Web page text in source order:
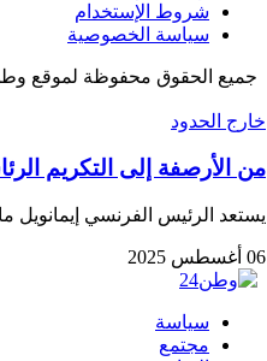
شروط الإستخدام
سياسة الخصوصية
جميع الحقوق محفوظة لموقع وطن24 ©
خارج الحدود
من الأرصفة إلى التكريم
يستعد الرئيس الفرنسي
06 أغسطس 2025
سياسة
مجتمع